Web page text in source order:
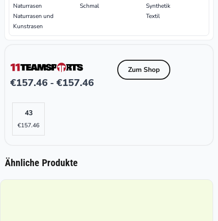
Naturrasen
Naturrasen und
Kunstrasen
Schmal
Synthetik
Textil
€157.46 - €157.46
Zum Shop
43
€157.46
Ähnliche Produkte